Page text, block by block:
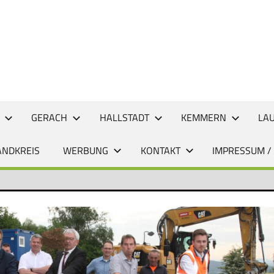
GERACH HALLSTADT KEMMERN
WERBUNG KONTAKT IMPRESSUM /